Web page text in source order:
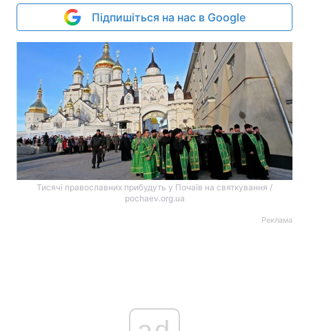
Підпишіться на нас в Google
Тисячі православних прибудуть у Почаїв на святкування /
pochaev.org.ua
Реклама